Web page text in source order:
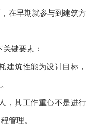
在早期就参与到建筑方
键要素：
建筑性能为设计目标，
，其工作重心不是进行
管理。